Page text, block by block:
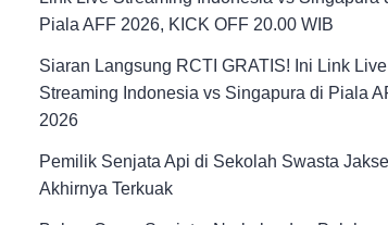
Piala AFF 2026, KICK OFF 20.00 WIB
Siaran Langsung RCTI GRATIS! Ini Link Live
Streaming Indonesia vs Singapura di Piala
2026
Pemilik Senjata Api di Sekolah Swasta Jaksel
Akhirnya Terkuak